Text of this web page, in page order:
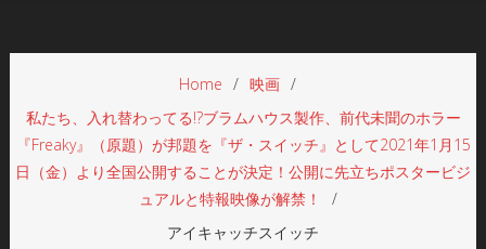
Home
映画
私たち、入れ替わってる!?ブラムハウス製作、前代未聞のホラー
『Freaky』（原題）が邦題を『ザ・スイッチ』として2021年1月15
日（金）より全国公開することが決定！公開に先立ちポスタービジ
ュアルと特報映像が解禁！
アイキャッチスイッチ